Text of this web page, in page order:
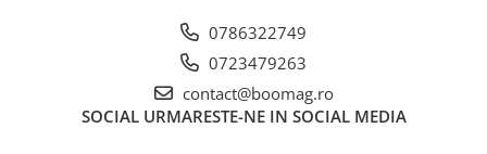
Manete schimbator si frana
0786322749
0723479263
contact@boomag.ro
SOCIAL URMARESTE-NE IN SOCIAL MEDIA